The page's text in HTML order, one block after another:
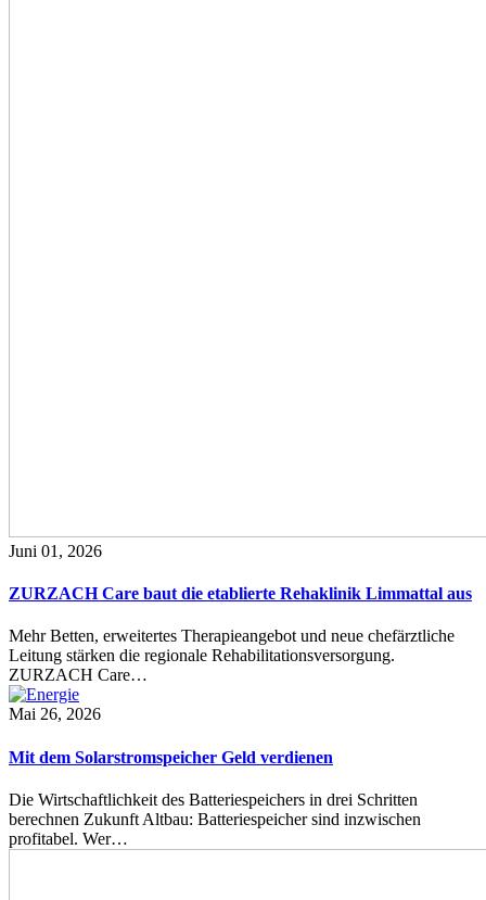
Juni 01, 2026
ZURZACH Care baut die etablierte Rehaklinik Limmattal aus
Mehr Betten, erweitertes Therapieangebot und neue chefärztliche
Leitung stärken die regionale Rehabilitationsversorgung.
ZURZACH Care…
Mai 26, 2026
Mit dem Solarstromspeicher Geld verdienen
Die Wirtschaftlichkeit des Batteriespeichers in drei Schritten
berechnen Zukunft Altbau: Batteriespeicher sind inzwischen
profitabel. Wer…